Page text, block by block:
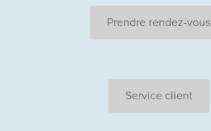
Prendre rendez-vous
Service client